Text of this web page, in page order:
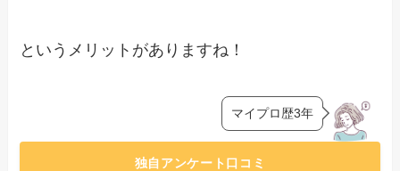
というメリットがありますね！
マイプロ歴3年
独自アンケート口コミ